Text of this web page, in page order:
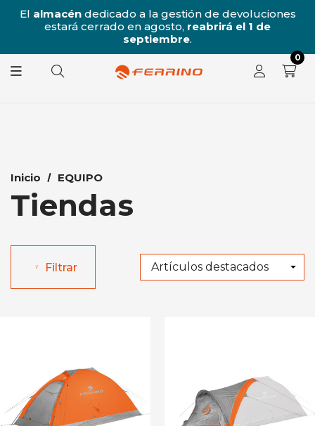
El almacéndedicado a la gestión de devoluciones
estará cerrado en agosto, reabrirá el 1 de
septiembre.
0
Inicio EQUIPO
Tiendas
Filtrar